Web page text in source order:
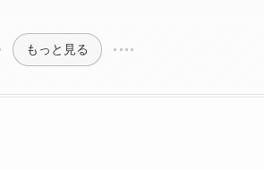
もっと見る